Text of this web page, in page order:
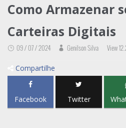
Como Armazenar
Carteiras Digitais
09 / 07 / 2024 Genilson Silva View
Compartilhe
Facebook Twitter